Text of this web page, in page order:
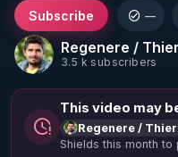
Regenere /
3.5 k subscribers
Subscribe —
This video may
Regenere /
Shields this month